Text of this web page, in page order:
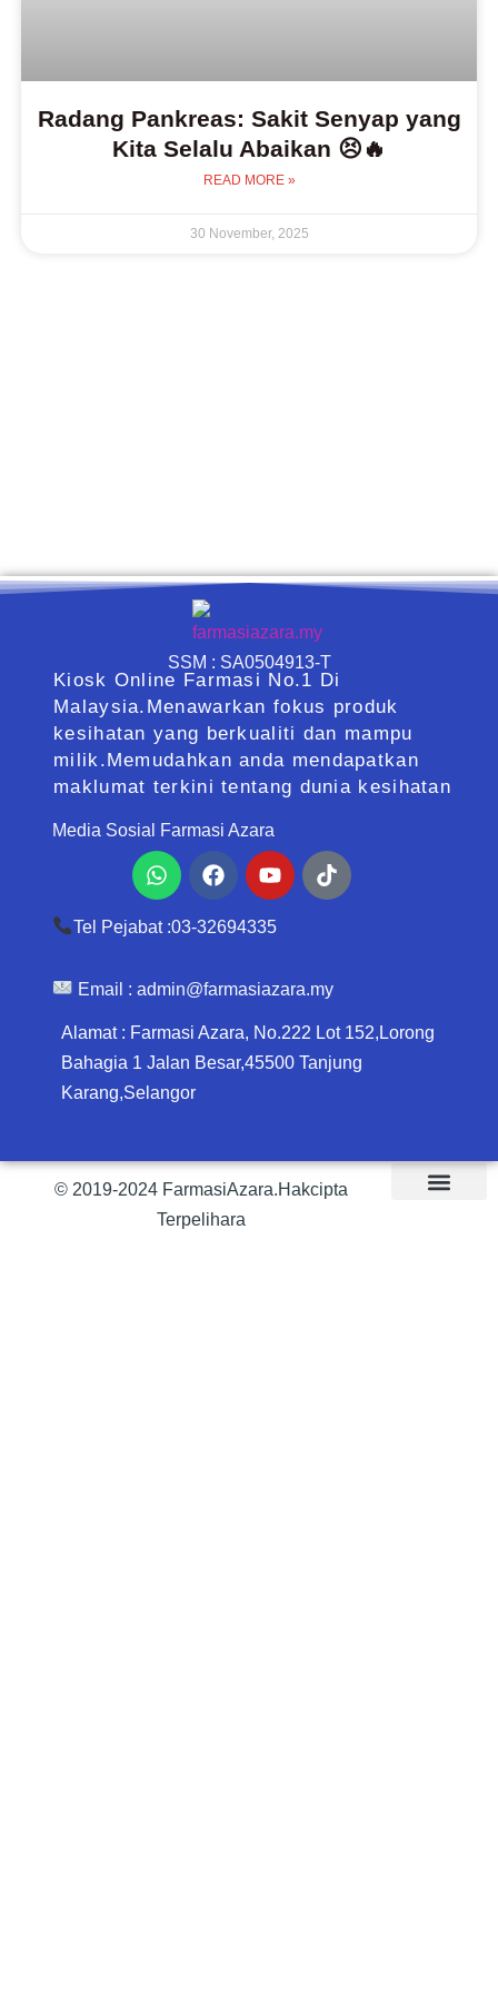
Radang Pankreas: Sakit Senyap yang
Kita Selalu Abaikan 😣🔥
READ MORE »
30 November, 2025
SSM : SA0504913-T
Kiosk Online Farmasi No.1 Di
Malaysia.Menawarkan fokus produk
kesihatan yang berkualiti dan mampu
milik.Memudahkan anda mendapatkan
maklumat terkini tentang dunia kesihatan
Media Sosial Farmasi Azara
WhatsappFacebookYoutubeTiktok
Tel Pejabat :03-32694335
Email : admin@farmasiazara.my
Alamat : Farmasi Azara, No.222 Lot 152,Lorong
Bahagia 1 Jalan Besar,45500 Tanjung
Karang,Selangor
© 2019-2024 FarmasiAzara.Hakcipta
Terpelihara